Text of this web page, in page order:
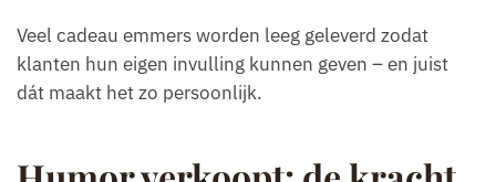
Veel cadeau emmers worden leeg geleverd zodat
klanten hun eigen invulling kunnen geven – en juist
dát maakt het zo persoonlijk.